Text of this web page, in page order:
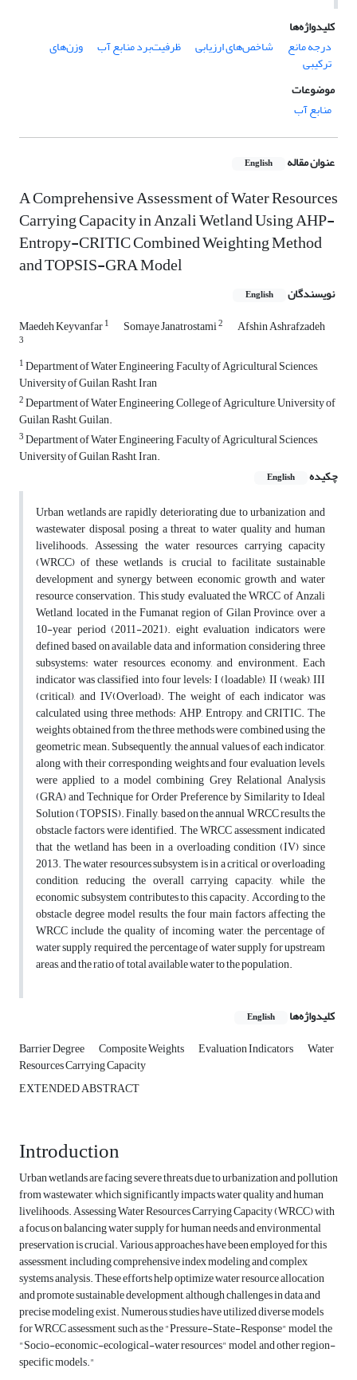
کلیدواژه‌ها
درجه مانع
شاخص‌های ارزیابی ظرفیت‌برد منابع آب وزن‌های
ترکیبی
موضوعات
منابع آب
عنوان مقاله English
A Comprehensive Assessment of Water Resources
Carrying Capacity in Anzali Wetland Using AHP-
Entropy-CRITIC Combined Weighting Method
and TOPSIS-GRA Model
نویسندگان English
Maedeh Keyvanfar1 Somaye Janatrostami2 Afshin Ashrafzadeh
3
1Department of Water Engineering, Faculty of Agricultural Sciences,
University of Guilan, Rasht, Iran
2Department of Water Engineering, College of Agriculture, University of
Guilan, Rasht, Guilan.
3Department of Water Engineering, Faculty of Agricultural Sciences,
University of Guilan, Rasht, Iran.
چکیده
English
Urban wetlands are rapidly deteriorating due to urbanization and
wastewater disposal, posing a threat to water quality and human
livelihoods. Assessing the water resources carrying capacity
(WRCC) of these wetlands is crucial to facilitate sustainable
development and synergy between economic growth and water
resource conservation. This study evaluated the WRCC of Anzali
Wetland, located in the Fumanat region of Gilan Province, over a
10-year period (2011-2021). eight evaluation indicators were
defined based on available data and information, considering three
subsystems: water resources, economy, and environment. Each
indicator was classified into four levels: I (loadable), II (weak), III
(critical), and IV(Overload). The weight of each indicator was
calculated using three methods: AHP, Entropy, and CRITIC. The
weights obtained from the three methods were combined using the
geometric mean. Subsequently, the annual values of each indicator,
along with their corresponding weights and four evaluation levels,
were applied to a model combining Grey Relational Analysis
(GRA) and Technique for Order Preference by Similarity to Ideal
Solution (TOPSIS). Finally, based on the annual WRCC results, the
obstacle factors were identified. The WRCC assessment indicated
that the wetland has been in a overloading condition (IV) since
2013. The water resources subsystem is in a critical or overloading
condition, reducing the overall carrying capacity, while the
economic subsystem contributes to this capacity. According to the
obstacle degree model results, the four main factors affecting the
WRCC include the quality of incoming water, the percentage of
water supply required, the percentage of water supply for upstream
areas, and the ratio of total available water to the population.
کلیدواژه‌ها English
Barrier Degree Composite Weights Evaluation Indicators Water
Resources Carrying Capacity
EXTENDED ABSTRACT
Introduction
Urban wetlands are facing severe threats due to urbanization and pollution
from wastewater, which significantly impacts water quality and human
livelihoods. Assessing Water Resources Carrying Capacity (WRCC) with
a focus on balancing water supply for human needs and environmental
preservation is crucial. Various approaches have been employed for this
assessment, including comprehensive index modeling and complex
systems analysis. These efforts help optimize water resource allocation
and promote sustainable development, although challenges in data and
precise modeling exist. Numerous studies have utilized diverse models
for WRCC assessment, such as the "Pressure-State-Response" model, the
"Socio-economic-ecological-water resources" model, and other region-
specific models."